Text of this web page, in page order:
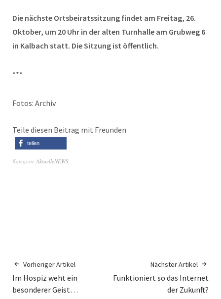
Die nächste Ortsbeiratssitzung findet am Freitag, 26.
Oktober, um 20 Uhr in der alten Turnhalle am Grubweg 6
in Kalbach statt. Die Sitzung ist öffentlich.
***
Fotos: Archiv
Teile diesen Beitrag mit Freunden
teilen
Kategorie AktuelleNEWS
Vorheriger Artikel
Im Hospiz weht ein
besonderer Geist…
Nächster Artikel
Funktioniert so das Internet
der Zukunft?